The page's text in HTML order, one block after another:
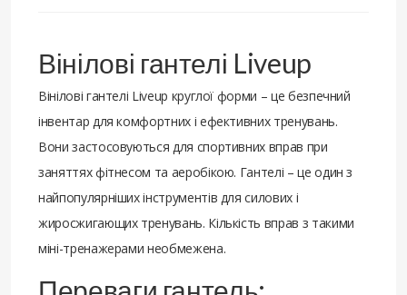
Вінілові гантелі Liveup
Вінілові гантелі Liveup круглої форми – це безпечний
інвентар для комфортних і ефективних тренувань.
Вони застосовуються для спортивних вправ при
заняттях фітнесом та аеробікою. Гантелі – це один з
найпопулярніших інструментів для силових і
жиросжигающих тренувань. Кількість вправ з такими
міні-тренажерами необмежена.